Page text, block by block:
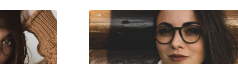
Nein
Nein